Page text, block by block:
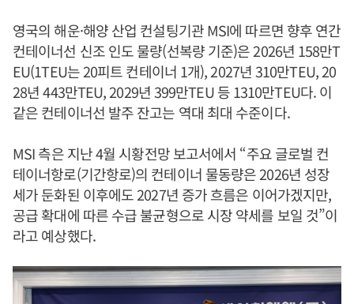
영국의 해운·해양 산업 컨설팅기관 MSI에 따르면 향후 연간
컨테이너선 신조 인도 물량(선복량 기준)은 2026년 158만T
EU(1TEU는 20피트 컨테이너 1개), 2027년 310만TEU, 20
28년 443만TEU, 2029년 399만TEU 등 1310만TEU다. 이
같은 컨테이너선 발주 잔고는 역대 최대 수준이다.
MSI 측은 지난 4월 시황전망 보고서에서 “주요 글로벌 컨
테이너항로(기간항로)의 컨테이너 물동량은 2026년 성장
세가 둔화된 이후에도 2027년 증가 흐름은 이어가겠지만,
공급 확대에 따른 수급 불균형으로 시장 약세를 보일 것”이
라고 예상했다.